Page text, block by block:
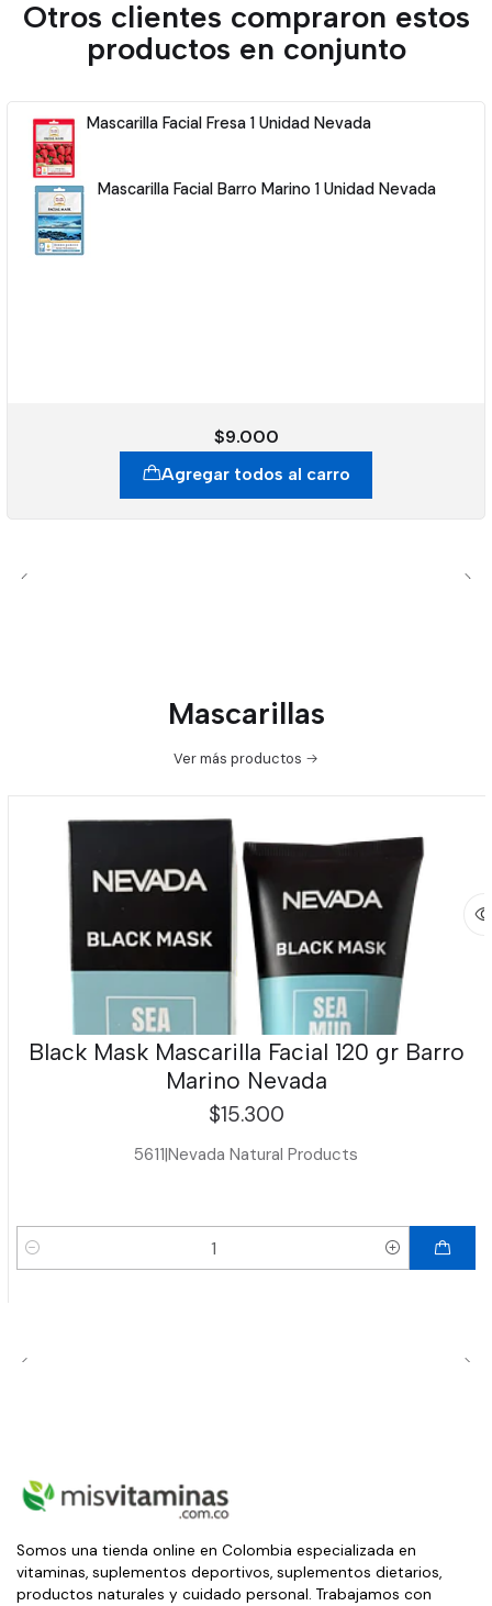
Otros clientes compraron estos
productos en conjunto
Mascarilla Facial Fresa 1 Unidad Nevada
Mascarilla Facial Barro Marino 1 Unidad Nevada
$9.000
Agregar todos al carro
Mascarillas
Ver más productos
Black Mask Mascarilla Facial 120 gr Barro
Marino Nevada
$15.300
5611|Nevada Natural Products
Cantidad
Somos una tienda online en Colombia especializada en
vitaminas, suplementos deportivos, suplementos dietarios,
productos naturales y cuidado personal. Trabajamos con